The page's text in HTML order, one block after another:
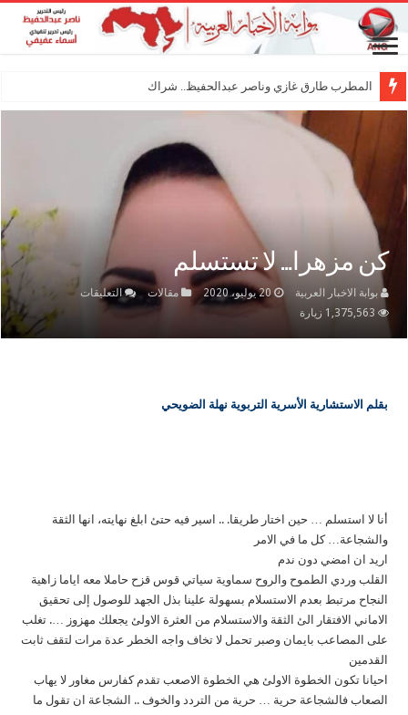
المطرب طارق غازي وناصر عبدالحفيظ.. شراكة فنية ترس
كن مزهرا… لا تستسلم
بوابة الاخبار العربية 20 يوليو، 2020 مقالات التعليقات على
مزهرا…
1,375,563 زيارة
بقلم الاستشارية الأسرية التربوية نهلة الضويحي
أنا لا استسلم … حين اختار طريقا. .. اسير فيه حتئ ابلغ نهايته، انها الثقة
والشجاعة… كل ما في الامر
اريد ان امضي دون ندم
القلب وردي الطموح والروح سماوية سياتي قوس قزح حاملا معه اياما زاهية
النجاح مرتبط بعدم الاستسلام بسهولة علينا بذل الجهد للوصول إلى تحقيق
الاماني الافتقار الئ الثقة والاستسلام من العثرة الاولئ يجعلك مهزوز …. تغلب
على المصاعب بايمان وصبر تحمل لا تخاف واجه الخطر عدة مرات لتقف ثابت
القدمين
احيانا تكون الخطوة الاولئ هي الخطوة الاصعب تقدم كفارس مغاور لا يهاب
الصعاب فالشجاعة حرية … حرية من التردد والخوف .. الشجاعة ان تقول ما